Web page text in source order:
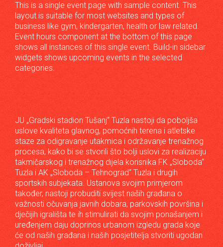
This is a single event page with sample content. This
layout is suitable for most websites and types of
business like gym, kindergarten, health or law related.
Event hours component at the bottom of this page
shows all instances of this single event. Build-in sidebar
widgets shows upcoming events in the selected
categories.
JU „Gradski stadion Tušanj“ Tuzla nastoji da poboljša
uslove kvaliteta glavnog, pomoćnih terena i atletske
staze za odigravanje utakmica i održavanje trenažnog
procesa, kako bi se stvorili što bolji uslovi za realizaciju
takmičarskog i trenažnog dijela korisnika FK „Sloboda“
Tuzla i AK „Sloboda – Tehnograd“ Tuzla i drugih
sportskih subjekata. Ustanova svojim primjerom
također, nastoji probuditi svijest naših građana o
važnosti očuvanja javnih dobara, parkovskih površina i
dječijih igrališta te ih stimulirati da svojim ponašanjem i
uređenjem daju doprinos urbanom izgledu grada koje
će od naših građana i naših posjetitelja stvoriti ugodan